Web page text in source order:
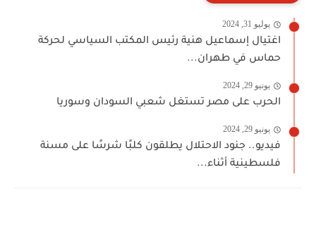
يوليو 31, 2024
اغتيال إسماعيل هنية رئيس المكتب السياسي لحركة
حماس في طهران...
يونيو 29, 2024
الحرب على مصر تستغل شعبي السودان وسوريا
يونيو 29, 2024
فيديو.. جنود الاحتلال يطلقون كلبًا شرسًا على مسنة
فلسطينية أثناء...